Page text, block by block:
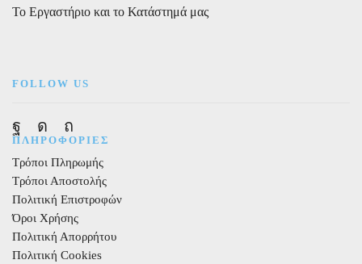
Το Εργαστήριο και το Κατάστημά μας
FOLLOW US
Facebook
Instagram
Pinterest
ΠΛΗΡΟΦΟΡΙΕΣ
Τρόποι Πληρωμής
Τρόποι Αποστολής
Πολιτική Επιστροφών
Όροι Χρήσης
Πολιτική Απορρήτου
Πολιτική Cookies